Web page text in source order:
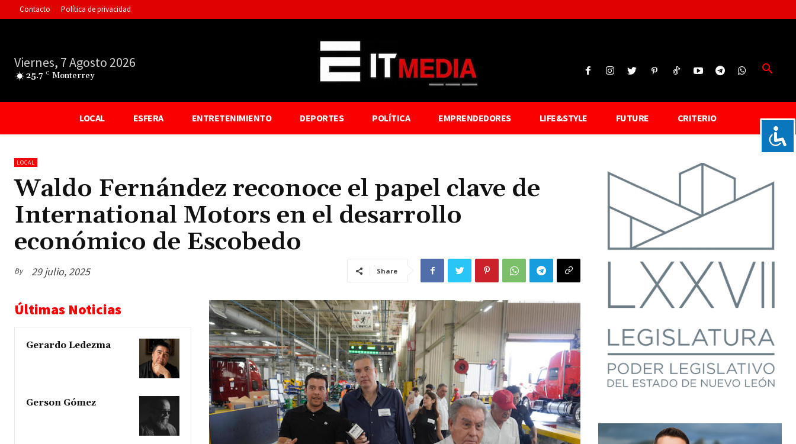
Contacto Política de privacidad
Viernes, 7 Agosto 2026
25.7 C Monterrey
LOCAL ESFERA ENTRETENIMIENTO DEPORTES POLÍTICA EMPRENDEDORES LIFE&STYLE FUTURE CRITERIO
LOCAL
Waldo Fernández reconoce el papel clave de
International Motors en el desarrollo
económico de Escobedo
By 29 julio, 2025 Share
Últimas Noticias
Gerardo Ledezma
Gerson Gómez